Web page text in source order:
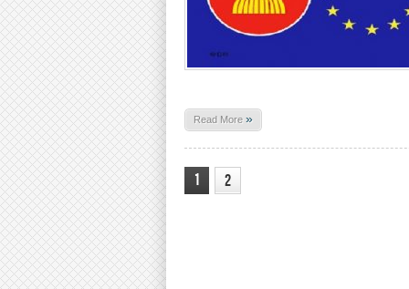
Read More »
1 2